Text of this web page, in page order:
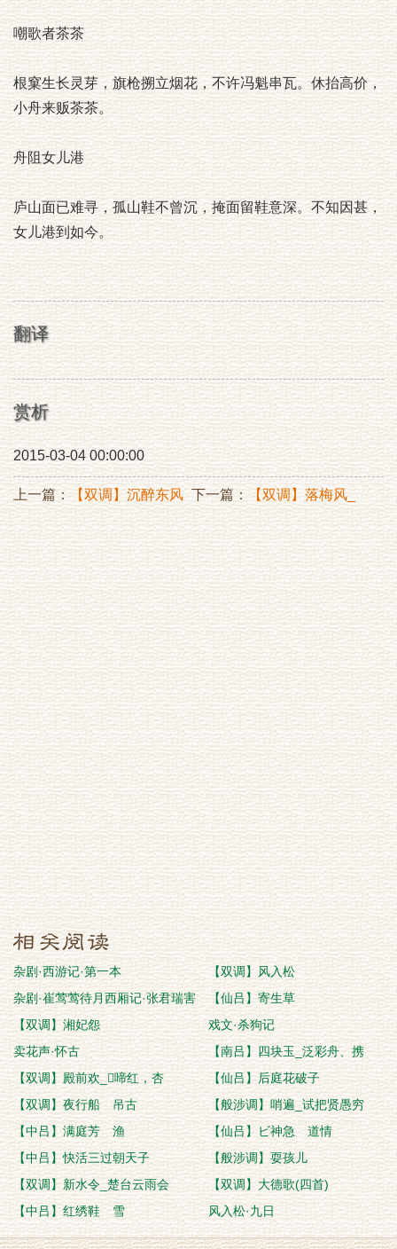
嘲歌者茶茶
根窠生长灵芽，旗枪搠立烟花，不许冯魁串瓦。休抬高价，
小舟来贩茶茶。
舟阻女儿港
庐山面已难寻，孤山鞋不曾沉，掩面留鞋意深。不知因甚，
女儿港到如今。
翻译
赏析
2015-03-04 00:00:00
上一篇：【双调】沉醉东风
_有所感流水
下一篇：【双调】落梅风_
玉果山先上
杂剧·西游记·第一本
【双调】风入松
杂剧·崔莺莺待月西厢记·张君瑞害
相思(第
【仙吕】寄生草
【双调】湘妃怨
戏文·杀狗记
卖花声·怀古
【南吕】四块玉_泛彩舟、携
【双调】殿前欢_啼红，杏
【仙吕】后庭花破子
【双调】夜行船 吊古
【般涉调】哨遍_试把贤愚穷
【中吕】满庭芳 渔
【仙吕】ビ神急 道情
【中吕】快活三过朝天子
【般涉调】耍孩儿
【双调】新水令_楚台云雨会
【双调】大德歌(四首)
【中吕】红绣鞋 雪
风入松·九日